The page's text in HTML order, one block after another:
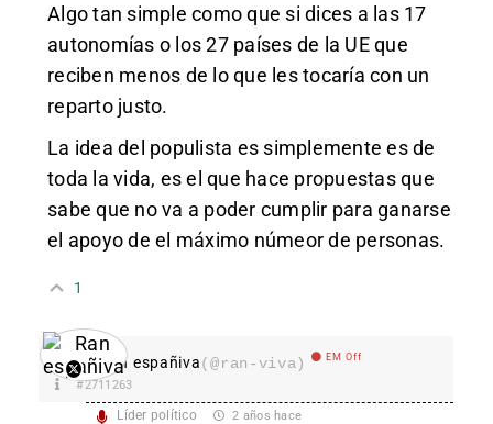
Algo tan simple como que si dices a las 17
autonomías o los 27 países de la UE que
reciben menos de lo que les tocaría con un
reparto justo.
La idea del populista es simplemente es de
toda la vida, es el que hace propuestas que
sabe que no va a poder cumplir para ganarse
el apoyo de el máximo númeor de personas.
1
Ran españiva(@ran-viva) EM Off
#2711263
Líder político 2 años hace